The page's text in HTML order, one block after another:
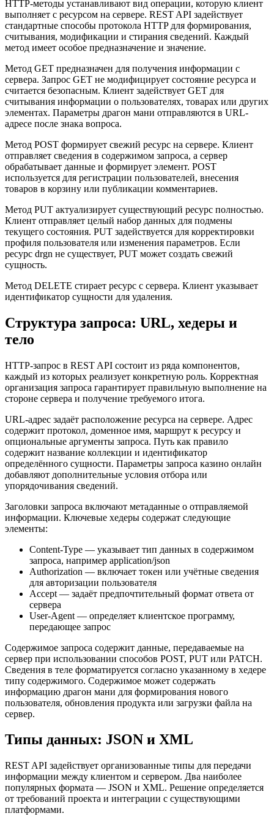
HTTP-методы устанавливают вид операции, которую клиент
выполняет с ресурсом на сервере. REST API задействует
стандартные способы протокола HTTP для формирования,
считывания, модификации и стирания сведений. Каждый
метод имеет особое предназначение и значение.
Метод GET предназначен для получения информации с
сервера. Запрос GET не модифицирует состояние ресурса и
считается безопасным. Клиент задействует GET для
считывания информации о пользователях, товарах или других
элементах. Параметры драгон мани отправляются в URL-
адресе после знака вопроса.
Метод POST формирует свежий ресурс на сервере. Клиент
отправляет сведения в содержимом запроса, а сервер
обрабатывает данные и формирует элемент. POST
используется для регистрации пользователей, внесения
товаров в корзину или публикации комментариев.
Метод PUT актуализирует существующий ресурс полностью.
Клиент отправляет целый набор данных для подмены
текущего состояния. PUT задействуется для корректировки
профиля пользователя или изменения параметров. Если
ресурс drgn не существует, PUT может создать свежий
сущность.
Метод DELETE стирает ресурс с сервера. Клиент указывает
идентификатор сущности для удаления.
Структура запроса: URL, хедеры и
тело
HTTP-запрос в REST API состоит из ряда компонентов,
каждый из которых реализует конкретную роль. Корректная
организация запроса гарантирует правильную выполнение на
стороне сервера и получение требуемого итога.
URL-адрес задаёт расположение ресурса на сервере. Адрес
содержит протокол, доменное имя, маршрут к ресурсу и
опциональные аргументы запроса. Путь как правило
содержит название коллекции и идентификатор
определённого сущности. Параметры запроса казино онлайн
добавляют дополнительные условия отбора или
упорядочивания сведений.
Заголовки запроса включают метаданные о отправляемой
информации. Ключевые хедеры содержат следующие
элементы:
Content-Type — указывает тип данных в содержимом
запроса, например application/json
Authorization — включает токен или учётные сведения
для авторизации пользователя
Accept — задаёт предпочтительный формат ответа от
сервера
User-Agent — определяет клиентское программу,
передающее запрос
Содержимое запроса содержит данные, передаваемые на
сервер при использовании способов POST, PUT или PATCH.
Сведения в теле форматируется согласно указанному в хедере
типу содержимого. Содержимое может содержать
информацию драгон мани для формирования нового
пользователя, обновления продукта или загрузки файла на
сервер.
Типы данных: JSON и XML
REST API задействует организованные типы для передачи
информации между клиентом и сервером. Два наиболее
популярных формата — JSON и XML. Решение определяется
от требований проекта и интеграции с существующими
платформами.